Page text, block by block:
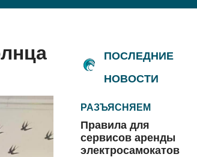
ПОСЛЕДНИЕ
НОВОСТИ
РАЗЪЯСНЯЕМ
Правила для
сервисов аренды
электросамокатов